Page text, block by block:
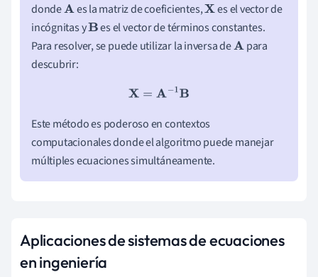
dondeA es la matriz de coeficientes,X es el vector de
incógnitas yB es el vector de términos constantes.
Para resolver, se puede utilizar la inversa deA para
descubrir:
X= A−1B
Este método es poderoso en contextos
computacionales donde el algoritmo puede manejar
múltiples ecuaciones simultáneamente.
Aplicaciones de sistemas de ecuaciones
en ingeniería